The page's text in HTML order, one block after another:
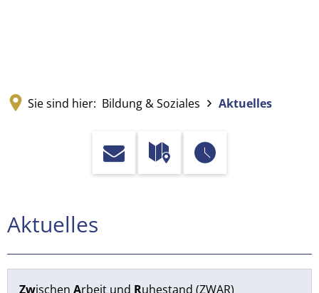
Sie sind hier: Bildung & Soziales Aktuelles
Aktuelles
Aktuelles
Zwischen Arbeit und Ruhestand (ZWAR)